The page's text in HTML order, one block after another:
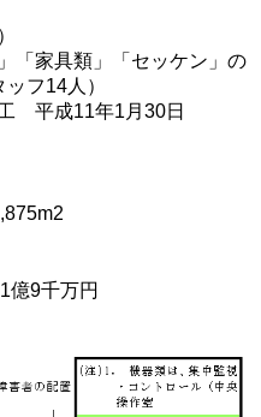
「家具類」「セッケン」の
フ14人）
平成11年1月30日
9千万円